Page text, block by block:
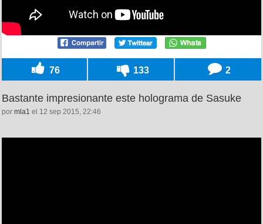
76 133 2
Bastante impresionante este holograma de Sasuke
por mla1 el 12 sep 2015, 22:46